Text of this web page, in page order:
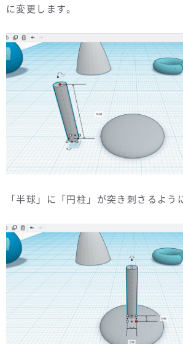
に変更します。
「半球」に「円柱」が突き刺さるよう